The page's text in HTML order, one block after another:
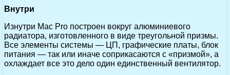
Внутри
Изнутри Mac Pro построен вокруг алюминиевого
радиатора, изготовленного в виде треугольной призмы.
Все элементы системы — ЦП, графические платы, блок
питания — так или иначе соприкасаются с «призмой», а
охлаждает все это дело один единственный вентилятор.